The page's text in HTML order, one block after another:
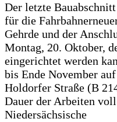
Der letzte
für die
Gehrde und der
Montag, 20. Oktober,
eingerichtet werden
bis Ende November
Holdorfer Straße (B
Dauer der Arbeiten
Niedersächsische